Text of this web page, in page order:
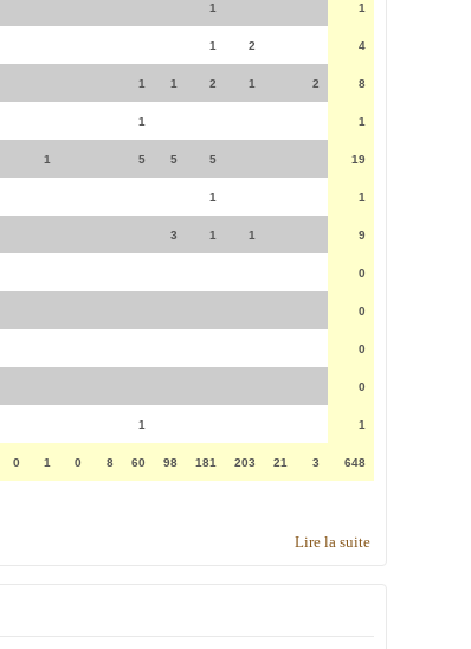
1 1
1 2 4
1 1 2 1 2 8
1 1
1 5 5 5 19
1 1
3 1 1 9
0
0
0
0
1 1
0 1 0 8 60 98 181 203 21 3 648
Lire la suitede Simca 8 par